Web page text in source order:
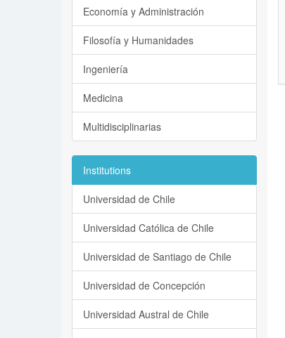
Economía y Administración
Filosofía y Humanidades
Ingeniería
Medicina
Multidisciplinarias
Institutions
Universidad de Chile
Universidad Católica de Chile
Universidad de Santiago de Chile
Universidad de Concepción
Universidad Austral de Chile